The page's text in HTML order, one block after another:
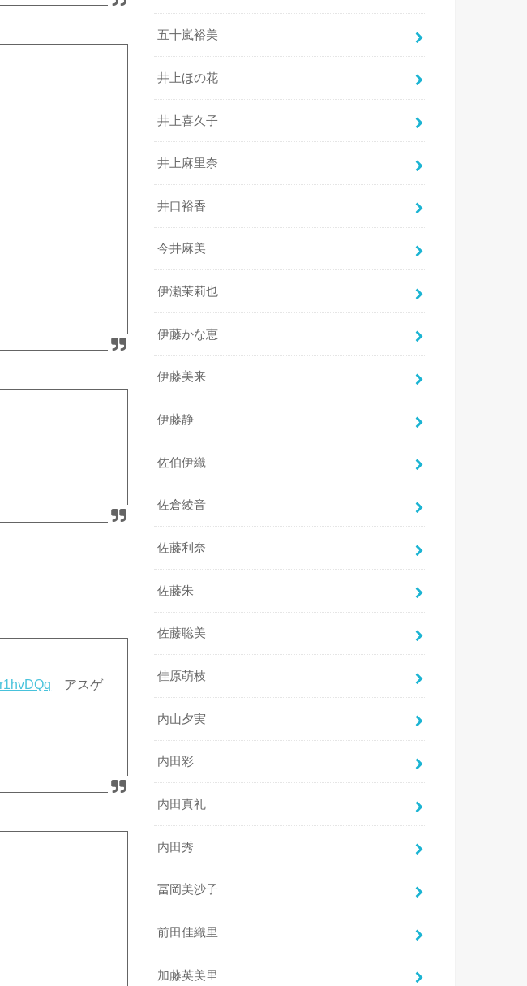
アスゲ
五十嵐裕美
井上ほの花
井上喜久子
井上麻里奈
井口裕香
今井麻美
伊瀬茉莉也
伊藤かな恵
伊藤美来
伊藤静
佐伯伊織
佐倉綾音
佐藤利奈
佐藤朱
佐藤聡美
佳原萌枝
内山夕実
内田彩
内田真礼
内田秀
冨岡美沙子
前田佳織里
加藤英美里